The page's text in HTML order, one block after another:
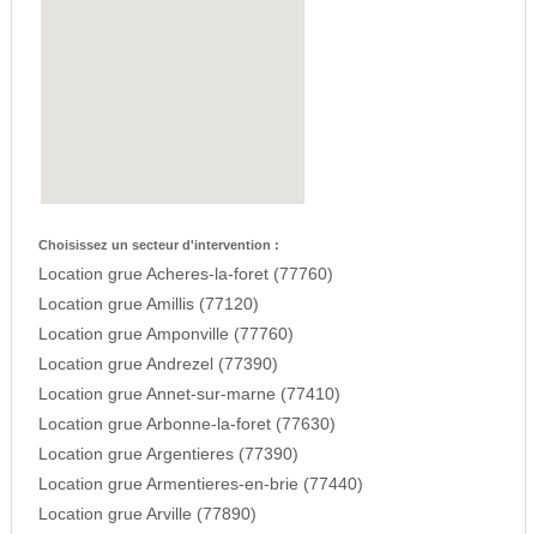
Choisissez un secteur d'intervention :
Location grue Acheres-la-foret (77760)
Location grue Amillis (77120)
Location grue Amponville (77760)
Location grue Andrezel (77390)
Location grue Annet-sur-marne (77410)
Location grue Arbonne-la-foret (77630)
Location grue Argentieres (77390)
Location grue Armentieres-en-brie (77440)
Location grue Arville (77890)